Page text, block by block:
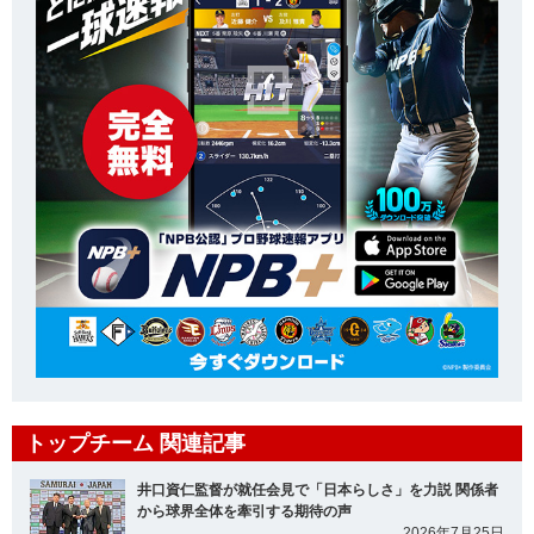
トップチーム 関連記事
井口資仁監督が就任会見で「日本らしさ」を力説 関係者
から球界全体を牽引する期待の声